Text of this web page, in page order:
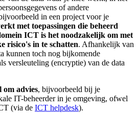
of andere
in een project voor je
met toepassingen die beheerd
ICT is het noodzakelijk om met
risico's in te schatten. Afhankelijk van
kunnen toch nog bijkomende
versleuteling (encryptie) van de data
advies, bijvoorbeeld bij je
IT-beheerder in je omgeving, ofwel
(via de ICT helpdesk).